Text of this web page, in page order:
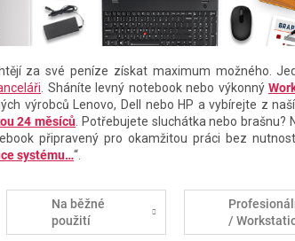
za své peníze získat maximum možného.
. Sháníte levný notebook nebo výkonný
výrobců Lenovo, Dell nebo HP a vybírejte z
24 měsíců. Potřebujete sluchátka nebo brašnu?
připravený pro okamžitou práci bez
systému…“.
Na běžné
použití
/